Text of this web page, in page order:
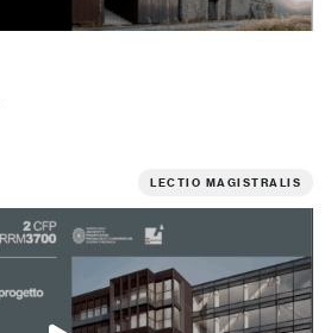
LECTIO MAGISTRALIS